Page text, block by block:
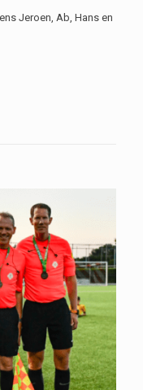
Jeroen, Ab, Hans en